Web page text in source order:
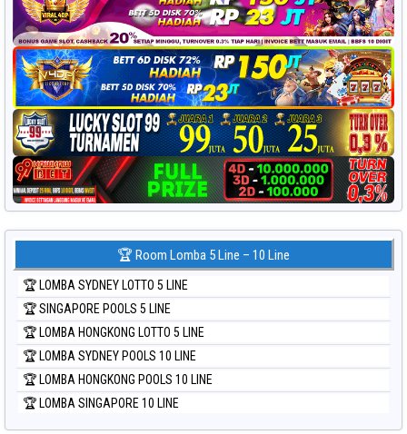
🏆 Room Lomba 5 Line – 10 Line
🏆 LOMBA SYDNEY LOTTO 5 LINE
🏆 SINGAPORE POOLS 5 LINE
🏆 LOMBA HONGKONG LOTTO 5 LINE
🏆 LOMBA SYDNEY POOLS 10 LINE
🏆 LOMBA HONGKONG POOLS 10 LINE
🏆 LOMBA SINGAPORE 10 LINE